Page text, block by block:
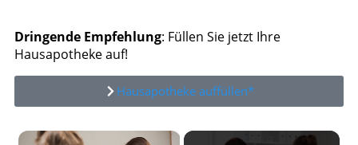
Dringende Empfehlung: Füllen Sie jetzt Ihre
Hausapotheke auf!
Hausapotheke auffüllen*
×